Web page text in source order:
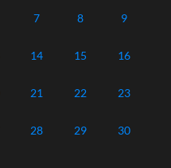
7 8 9
14 15 16
21 22 23
28 29 30